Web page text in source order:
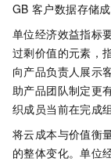
GB 客户数据存储
单位经济效益指标
过剩价值的元素，
向产品负责人展示
助产品团队制定更
织成员当前在完成
将云成本与价值衡
的整体变化。单位